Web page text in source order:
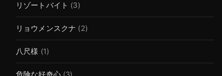
リゾートバイト (3)
リョウメンスクナ (2)
八尺様 (1)